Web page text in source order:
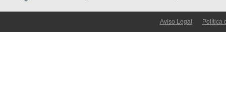
Aviso Legal Política